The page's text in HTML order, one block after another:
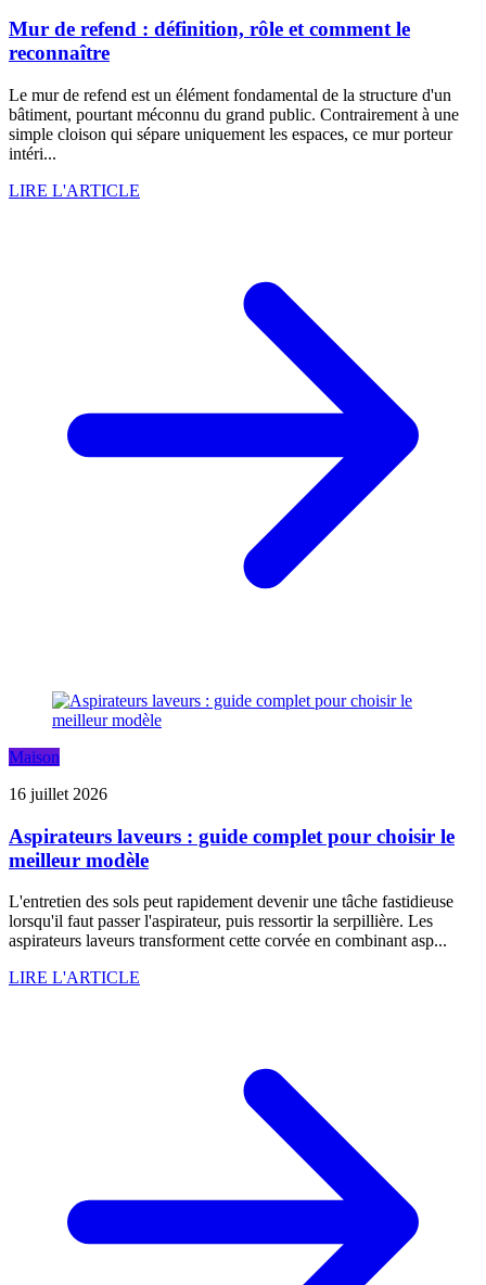
Mur de refend : définition, rôle et comment le
reconnaître
Le mur de refend est un élément fondamental de la structure d'un
bâtiment, pourtant méconnu du grand public. Contrairement à une
simple cloison qui sépare uniquement les espaces, ce mur porteur
intéri...
LIRE L'ARTICLE
Maison
16 juillet 2026
Aspirateurs laveurs : guide complet pour choisir le
meilleur modèle
L'entretien des sols peut rapidement devenir une tâche fastidieuse
lorsqu'il faut passer l'aspirateur, puis ressortir la serpillière. Les
aspirateurs laveurs transforment cette corvée en combinant asp...
LIRE L'ARTICLE